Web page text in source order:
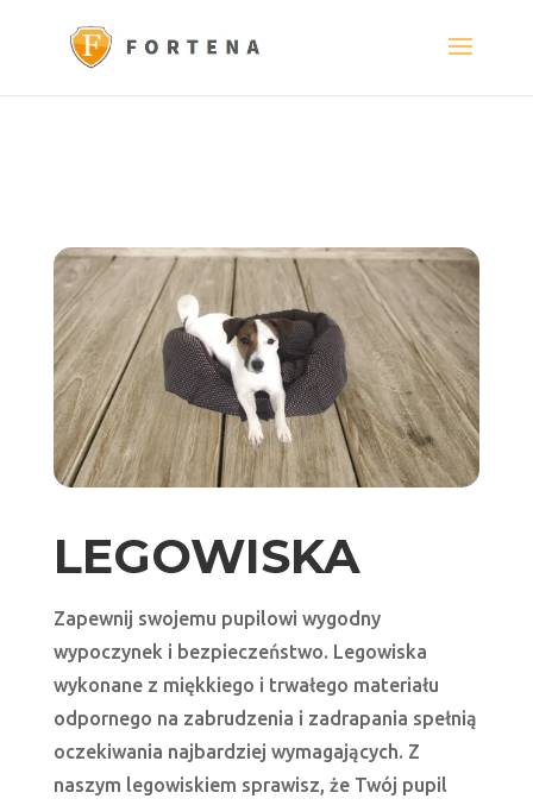
LEGOWISKA
Zapewnij swojemu pupilowi wygodny
wypoczynek i bezpieczeństwo. Legowiska
wykonane z miękkiego i trwałego materiału
odpornego na zabrudzenia i zadrapania spełnią
oczekiwania najbardziej wymagających. Z
naszym legowiskiem sprawisz, że Twój pupil